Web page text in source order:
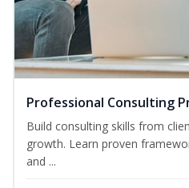
Professional Consulting
Build consulting skills from
growth. Learn proven
and ...